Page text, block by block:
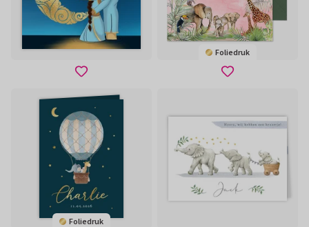
Foliedruk
Foliedruk